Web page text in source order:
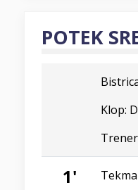
POTEK
Klop:
1'